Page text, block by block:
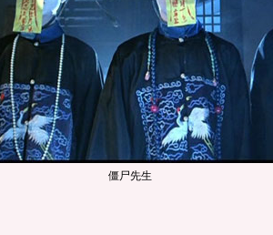
僵尸先生